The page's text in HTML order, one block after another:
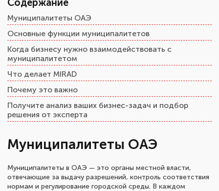
Муниципалитеты ОАЭ
Муниципалитеты в ОАЭ — это органы местной власти,
отвечающие за выдачу разрешений, контроль соответствия
нормам и регулирование городской среды. В каждом
Содержание
Муниципалитеты ОАЭ
Основные функции муниципалитетов
Когда бизнесу нужно взаимодействовать с
муниципалитетом
Что делает MIRAD
Почему это важно
Получите анализ ваших бизнес-задач и подбор
решения от эксперта